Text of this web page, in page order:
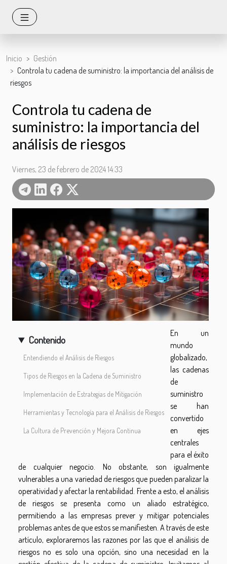
Inicio
Gestión
Controla tu cadena de suministro: la importancia del análisis de
riesgos
Controla tu cadena de
suministro: la importancia del
análisis de riesgos
Viernes, 23 de febrero de 2024 14:33
Contenido
Entendiendo el Análisis de Riesgos
Tipos de Riesgos en la Cadena de Suministro
Implementación de Estrategias de Mitigación
Herramientas y Tecnología para el Análisis de Riesgos
La Cultura de Prevención y Mejora Continua
En un
mundo
globalizado,
las cadenas
de
suministro
se han
convertido
en ejes
centrales
para el éxito
de cualquier negocio. No obstante, son igualmente
vulnerables a una variedad de riesgos que pueden paralizar la
operatividad y afectar la rentabilidad. Frente a esto, el análisis
de riesgos se presenta como un aliado estratégico,
permitiendo a las empresas prever y mitigar potenciales
problemas antes de que estos se manifiesten. A través de este
artículo, exploraremos las razones por las que el análisis de
riesgos no es solo una opción, sino una necesidad en la